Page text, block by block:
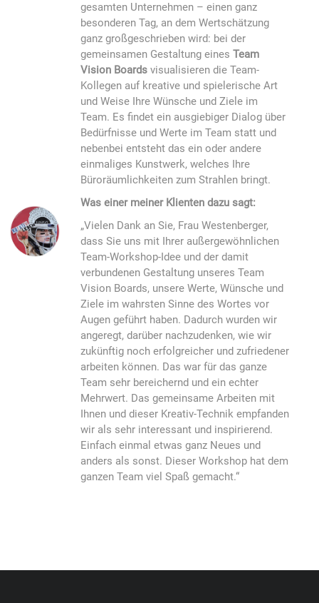
gesamten Unternehmen – einen ganz
besonderen Tag, an dem Wertschätzung
ganz großgeschrieben wird: bei der
gemeinsamen Gestaltung eines Team
Vision Boardsvisualisieren die Team-
Kollegen auf kreative und spielerische Art
und Weise Ihre Wünsche und Ziele im
Team. Es findet ein ausgiebiger Dialog über
Bedürfnisse und Werte im Team statt und
nebenbei entsteht das ein oder andere
einmaliges Kunstwerk, welches Ihre
Büroräumlichkeiten zum Strahlen bringt.
Was einer meiner Klienten dazu sagt:
„Vielen Dank an Sie, Frau Westenberger,
dass Sie uns mit Ihrer außergewöhnlichen
Team-Workshop-Idee und der damit
verbundenen Gestaltung unseres Team
Vision Boards, unsere Werte, Wünsche und
Ziele im wahrsten Sinne des Wortes vor
Augen geführt haben. Dadurch wurden wir
angeregt, darüber nachzudenken, wie wir
zukünftig noch erfolgreicher und zufriedener
arbeiten können. Das war für das ganze
Team sehr bereichernd und ein echter
Mehrwert. Das gemeinsame Arbeiten mit
Ihnen und dieser Kreativ-Technik empfanden
wir als sehr interessant und inspirierend.
Einfach einmal etwas ganz Neues und
anders als sonst. Dieser Workshop hat dem
ganzen Team viel Spaß gemacht.“